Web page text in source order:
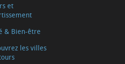
et
& Bien-être
les villes